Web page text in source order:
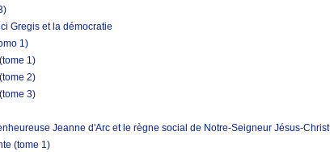
Gregis et la démocratie
1)
1)
2)
3)
Jeanne d'Arc et le règne social de Notre-Seigneur Jésus-Christ
(tome 1)